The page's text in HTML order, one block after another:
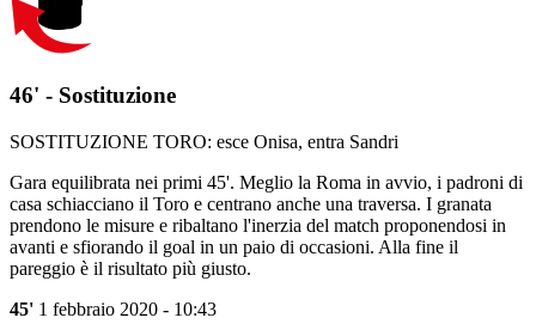
46' - Sostituzione
SOSTITUZIONE TORO: esce Onisa, entra Sandri
Gara equilibrata nei primi 45'. Meglio la Roma in avvio, i padroni di
casa schiacciano il Toro e centrano anche una traversa. I granata
prendono le misure e ribaltano l'inerzia del match proponendosi in
avanti e sfiorando il goal in un paio di occasioni. Alla fine il
pareggio è il risultato più giusto.
45' 1 febbraio 2020 - 10:43